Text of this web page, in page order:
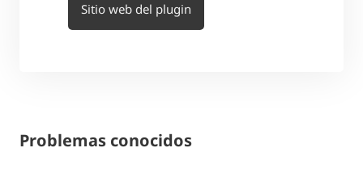
Sitio web del plugin
Problemas conocidos